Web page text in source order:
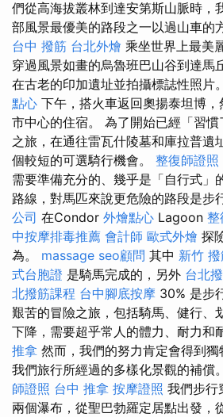
們從高海拔叢林到達安第斯山脈時，
部風景最優美的路段之一以過山車的
台中 撥筋 台北外燴 乘坐世界上最美
穿過風景如畫的烏魯班巴山谷到達馬
在古老的印加遺址並拍攝標誌性照片。
點心 下午，搭火車返回奧揚泰坦博
市中心的住宿。 為了開始已經「習
之旅，在通往雷瓦什陵墓和庫拉普遺
個較短的可選騎行機會。 整復師證照
需要準備充分的、幾乎是「自行式」
路線，對馬匹來說更危險的路段是步
公司 在Condor 外燴點心 Lagoon 整
中按摩排毒推薦 會計師 歐式外燴 探
為。 massage seo顧問 其中 新竹
式台胞證 是騎馬完成的，另外 台北
北撥筋課程 台中腳底按摩 30% 是步
艱苦的冒險之旅，包括騎馬、健行、
下降，需要超乎常人的體力、耐力和
推拿 然而，我們的努力肯定會得到獨
我們旅行所經過的多樣化景觀的補償。
師證照 台中 推拿 按摩證照 我們步行
兩個瀑布，從聖巴勃羅定居點出發，